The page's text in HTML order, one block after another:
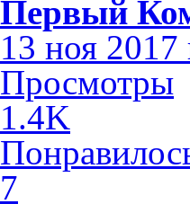
Первый
13 ноя 2017
Просмотры
1.4K
7